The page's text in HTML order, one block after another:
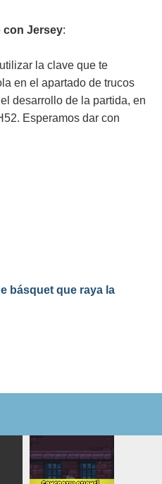
con Jersey:
la clave que te
en el apartado de trucos
desarrollo de la partida, en
Esperamos dar con
básquet que raya la